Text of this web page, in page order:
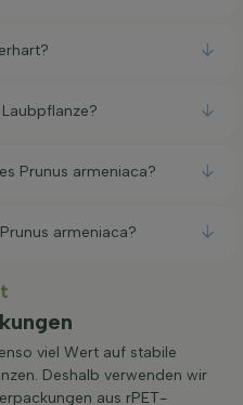
Prunus armeniaca?
armeniaca?
viel Wert auf stabile
Deshalb verwenden wir
aus rPET-